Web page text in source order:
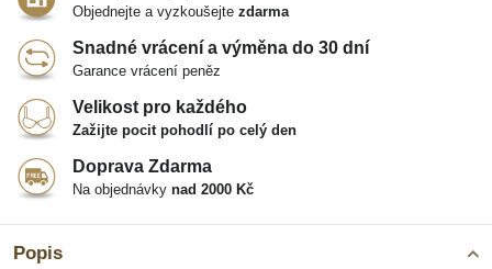
Popis
Objednejte a vyzkoušejte zdarma
Snadné vrácení a výměna do 30 dní
Garance vrácení peněz
Velikost pro každého
Zažijte pocit pohodlí po celý den
Doprava Zdarma
Na objednávky nad 2000 Kč